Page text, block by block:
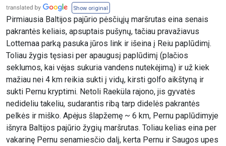
Show original
Pirmiausia Baltijos pajūrio pėsčiųjų maršrutas eina senais
pakrantės keliais, apsuptais pušynų, tačiau pravažiavus
Lottemaa parką pasuka jūros link ir išeina į Reiu paplūdimį.
Toliau žygis tęsiasi per apaugusį paplūdimį (plačios
seklumos, kai vėjas sukuria vandens nutekėjimą) ir už kiek
mažiau nei 4 km reikia sukti į vidų, kirsti golfo aikštyną ir
sukti Pernu kryptimi. Netoli Raeküla rajono, jis gyvatės
nedideliu takeliu, sudarantis ribą tarp didelės pakrantės
pelkės ir miško. Apėjus šlapžemę ~ 6 km, Pernu paplūdimyje
išnyra Baltijos pajūrio žygių maršrutas. Toliau kelias eina per
vakarinę Pernu senamiesčio dalį, kerta Pernu ir Saugos upes